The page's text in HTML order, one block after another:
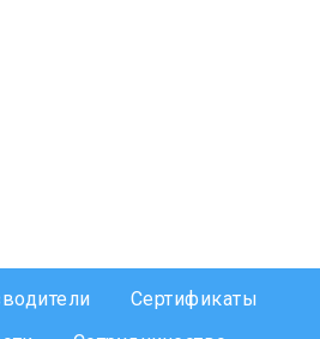
Сертификаты